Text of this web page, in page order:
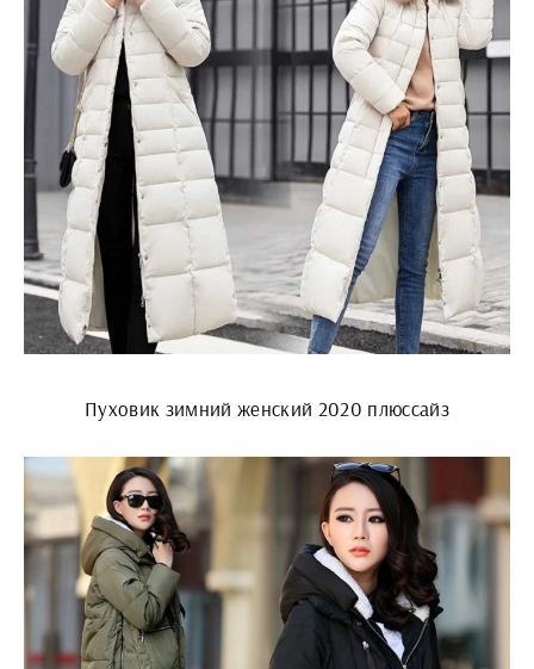
Пуховик зимний женский 2020 плюссайз